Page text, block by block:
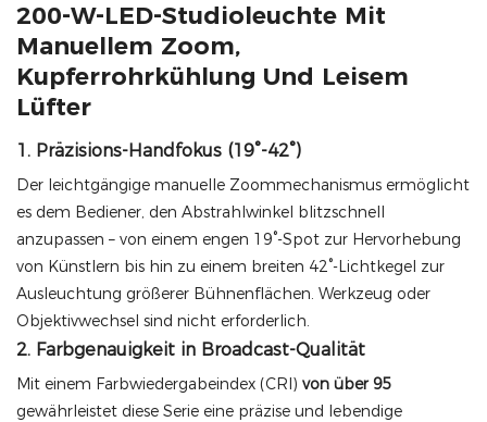
200-W-LED-Studioleuchte Mit
Manuellem Zoom,
Kupferrohrkühlung Und Leisem
Lüfter
1. Präzisions-Handfokus (19°-42°)
Der leichtgängige manuelle Zoommechanismus ermöglicht
es dem Bediener, den Abstrahlwinkel blitzschnell
anzupassen – von einem engen 19°-Spot zur Hervorhebung
von Künstlern bis hin zu einem breiten 42°-Lichtkegel zur
Ausleuchtung größerer Bühnenflächen. Werkzeug oder
Objektivwechsel sind nicht erforderlich.
2. Farbgenauigkeit in Broadcast-Qualität
Mit einem Farbwiedergabeindex (CRI) von über 95
gewährleistet diese Serie eine präzise und lebendige